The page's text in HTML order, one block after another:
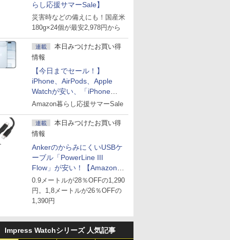
らし応援サマーSale】
災害時などの備えにも！国産米
180g×24個が最安2,978円から
連載
本日みつけたお買い得
情報
【今日までセール！】
iPhone、AirPods、Apple
Watchが安い、「iPhone
Air」256GB版が139,800円な
Amazon暮らし応援サマーSale
連載
本日みつけたお買い得
情報
AnkerのからみにくいUSBケ
ーブル「PowerLine III
Flow」が安い！【Amazon暮
らし応援サマーSale】
0.9メートルが28％OFFの1,290
円。1,8メートルが26％OFFの
1,390円
Impress Watchシリーズ 人気記事